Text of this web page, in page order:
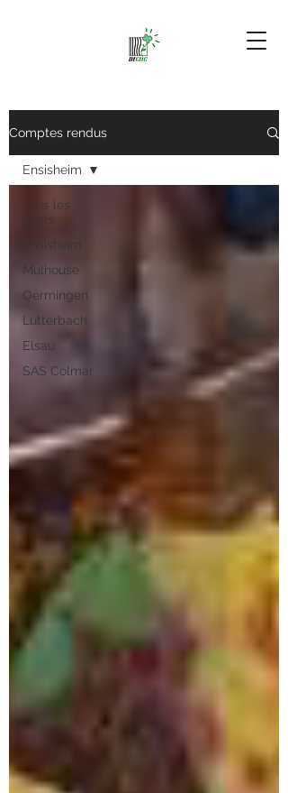
Comptes rendus
Tous les
posts
Ensisheim
Mulhouse
Oermingen
Lutterbach
Elsau
SAS Colmar
Ensisheim